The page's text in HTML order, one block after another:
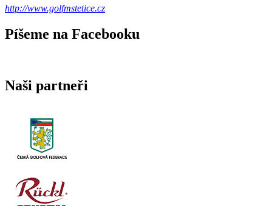
http://www.golfmstetice.cz
Píšeme na Facebooku
Naši partneři